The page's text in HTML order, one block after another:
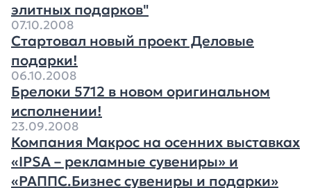
элитных подарков"
07.10.2008
Стартовал новый проект Деловые
подарки!
06.10.2008
Брелоки 5712 в новом оригинальном
исполнении!
23.09.2008
Компания Макрос на осенних выставках
«IPSA – рекламные сувениры» и
«РАППС.Бизнес сувениры и подарки»